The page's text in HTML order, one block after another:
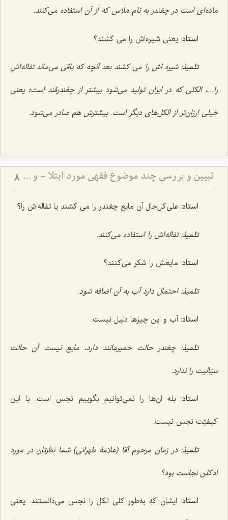
ماده‌ای است در چغندر به نام مَلاس که از آن استفاده می‌کنند.
استاد: یعنی شیره‌اش را می کشند؟
تلمیذ: شیره اش را می کشند بعد آنچه که باقی می‌ماند تفاله‌اش
را...، الکلی که در ایران تولید می‌شود بیشتر از چغندرقند است؛ یعنی
خیلی ارزان‌تر از الکل‌های دیگر است. بیشترش هم صادر می‌شود.
تبیین و بررسی چند موضوع فقهی مورد ابتلا - و حرمت تعدی به حقوق انسان‌ها 8
استاد: علی‌کل‌حال آن مایعِ چغندر را می کشند یا تفاله‌اش را؟
تلمیذ: تفاله‌اش را استفاده می‌کنند.
استاد: مایعش را شکر می‌کنند؟
تلمیذ: احتمال دارد آب به آن اضافه شود.
استاد: آب و این چیزها دلیل نیست.
تلمیذ: چغندر حالت خمیرمانند دارد، مایع نیست آن حالت
سیّالیت را ندارد.
استاد: بله آن‌ها را نمی‌توانیم بگوییم نجس است. با این
کیفیّت نجس نیست.
تلمیذ: در زمان مرحوم آقا (علامۀ طهرانی) شما نظرتان در مورد
ادکلن نجاست بود؟
استاد: ایشان که به‌طور کلی الکل را نجس می‌دانستند. یعنی